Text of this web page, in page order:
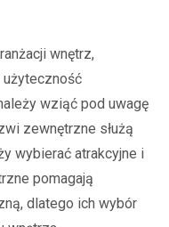
wnętrz,
użyteczność
wziąć pod uwagę
zewnętrzne służą
wybierać atrakcyjne i
pomagają
dlatego ich wybór